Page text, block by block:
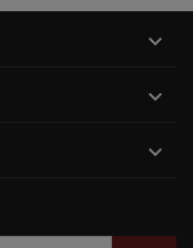


